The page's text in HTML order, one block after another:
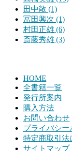
田中敞 (1)
冨田興次 (1)
村田正雄 (6)
斎藤秀雄 (3)
HOME
全書籍一覧
発行所案内
購入方法
お問い合わせ
プライバシー
特定商取引法
サイトマップ